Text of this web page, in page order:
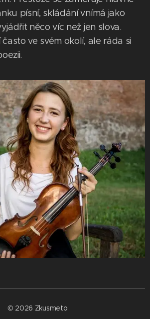
písní, skládání vnímá jako
něco víc než jen slova.
ve svém okolí, ale ráda si
© 2026 Zkusmeto